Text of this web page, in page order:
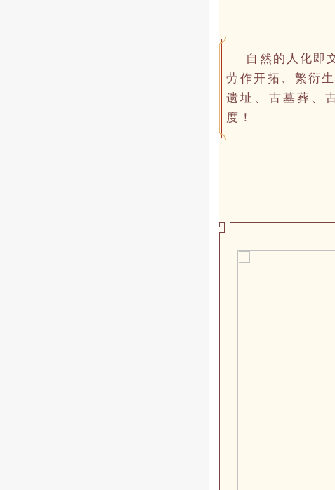
自然的人化即
劳作开拓、繁衍
遗址、古墓葬、
度！
山